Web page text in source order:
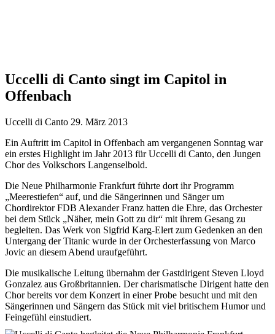
Uccelli di Canto singt im Capitol in
Offenbach
Uccelli di Canto 29. März 2013
Ein Auftritt im Capitol in Offenbach am vergangenen Sonntag war
ein erstes Highlight im Jahr 2013 für Uccelli di Canto, den Jungen
Chor des Volkschors Langenselbold.
Die Neue Philharmonie Frankfurt führte dort ihr Programm
„Meerestiefen“ auf, und die Sängerinnen und Sänger um
Chordirektor FDB Alexander Franz hatten die Ehre, das Orchester
bei dem Stück „Näher, mein Gott zu dir“ mit ihrem Gesang zu
begleiten. Das Werk von Sigfrid Karg-Elert zum Gedenken an den
Untergang der Titanic wurde in der Orchesterfassung von Marco
Jovic an diesem Abend uraufgeführt.
Die musikalische Leitung übernahm der Gastdirigent Steven Lloyd
Gonzalez aus Großbritannien. Der charismatische Dirigent hatte den
Chor bereits vor dem Konzert in einer Probe besucht und mit den
Sängerinnen und Sängern das Stück mit viel britischem Humor und
Feingefühl einstudiert.